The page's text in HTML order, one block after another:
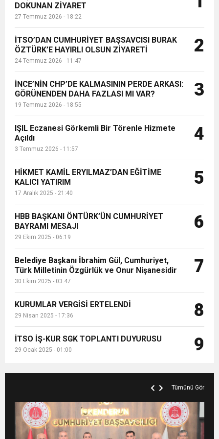
ve Onur Nişanesidir
6:19 HBB BAŞKANI ÖNTÜRK’ÜN
CUMHURİYET BAYRAMI MESAJI
17:36 KURUMLAR VERGİSİ ERTELENDİ
1:00 İTSO İŞ-KUR SGK TOPLANTI
21:40 CEYLANDERE’DE BAŞKAN EMRAH
18:22
GÖNÜLLERE DOKUNAN ZİYARET
DOKUNAN ZİYARET
27 Temmuz 2026 - 18:22
İTSO’DAN CUMHURİYET BAŞSAVCISI BURAK
ÖZTÜRK’E HAYIRLI OLSUN ZİYARETİ
24 Temmuz 2026 - 11:47
2
İNCE’NİN CHP’DE KALMASININ PERDE ARKASI:
GÖRÜNENDEN DAHA FAZLASI MI VAR?
19 Temmuz 2026 - 18:55
3
IŞIL Eczanesi Görkemli Bir Törenle Hizmete
Açıldı
3 Temmuz 2026 - 11:57
4
HİKMET KAMİL ERYILMAZ’DAN EĞİTİME
KALICI YATIRIM
17 Aralık 2025 - 21:40
5
HBB BAŞKANI ÖNTÜRK’ÜN CUMHURİYET
BAYRAMI MESAJI
29 Ekim 2025 - 06:19
6
Belediye Başkanı İbrahim Gül, Cumhuriyet,
Türk Milletinin Özgürlük ve Onur Nişanesidir
30 Ekim 2025 - 03:47
7
KURUMLAR VERGİSİ ERTELENDİ
29 Nisan 2025 - 17:36 8
İTSO İŞ-KUR SGK TOPLANTI DUYURUSU
29 Ocak 2025 - 01:00 9
Tümünü Gör